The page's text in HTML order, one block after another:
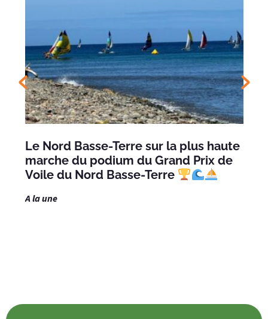
A la une
Le Nord Basse-Terre sur la plus haute
marche du podium du Grand Prix de
Voile du Nord Basse-Terre